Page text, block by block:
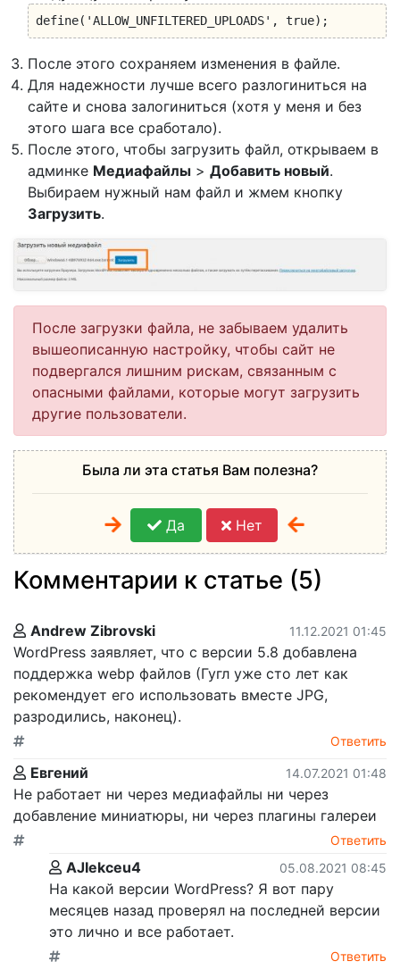
define('ALLOW_UNFILTERED_UPLOADS', true);
После этого сохраняем изменения в файле.
Для надежности лучше всего разлогиниться на
сайте и снова залогиниться (хотя у меня и без
этого шага все сработало).
После этого, чтобы загрузить файл, открываем в
админке Медиафайлы > Добавить новый.
Выбираем нужный нам файл и жмем кнопку
Загрузить.
После загрузки файла, не забываем удалить
вышеописанную настройку, чтобы сайт не
подвергался лишним рискам, связанным с
опасными файлами, которые могут загрузить
другие пользователи.
Была ли эта статья Вам полезна?
Да Нет
Комментарии к статье (5)
Andrew Zibrovski 11.12.2021 01:45
WordPress заявляет, что с версии 5.8 добавлена
поддержка webp файлов (Гугл уже сто лет как
рекомендует его использовать вместе JPG,
разродились, наконец).
Ответить
Евгений 14.07.2021 01:48
Не работает ни через медиафайлы ни через
добавление миниатюры, ни через плагины галереи
Ответить
AJIekceu4 05.08.2021 08:45
На какой версии WordPress? Я вот пару
месяцев назад проверял на последней версии
это лично и все работает.
Ответить